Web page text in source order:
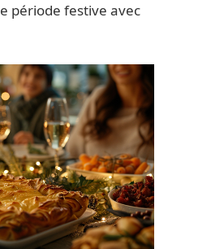
période festive avec